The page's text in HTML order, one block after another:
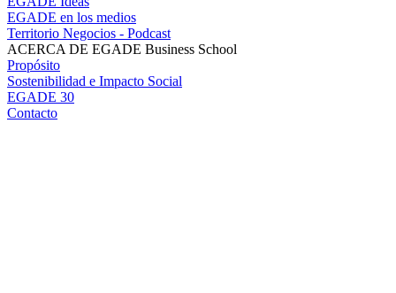
EGADE en los medios
Territorio Negocios - Podcast
ACERCA DE EGADE Business School
Propósito
Sostenibilidad e Impacto Social
EGADE 30
Contacto